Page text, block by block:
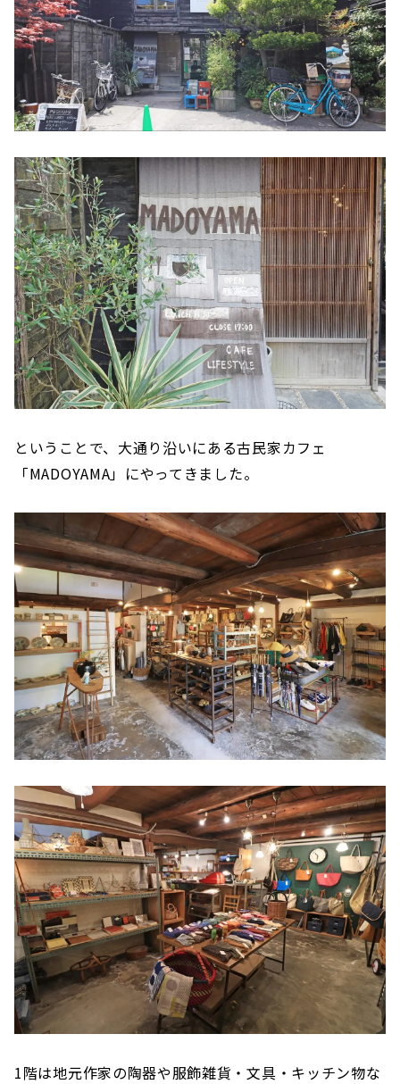
ということで、大通り沿いにある古民家カフェ
「MADOYAMA」にやってきました。
1階は地元作家の陶器や服飾雑貨・文具・キッチン物な